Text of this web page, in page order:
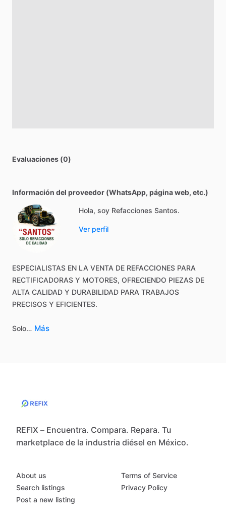
Evaluaciones (0)
Información del proveedor (WhatsApp, página web, etc.)
Hola, soy Refacciones Santos.
Ver perfil
ESPECIALISTAS EN LA VENTA DE REFACCIONES PARA
RECTIFICADORAS Y MOTORES, OFRECIENDO PIEZAS DE
ALTA CALIDAD Y DURABILIDAD PARA TRABAJOS
PRECISOS Y EFICIENTES.
Solo… Más
REFIX – Encuentra. Compara. Repara. Tu
marketplace de la industria diésel en México.
About us
Search listings
Post a new listing
Terms of Service
Privacy Policy